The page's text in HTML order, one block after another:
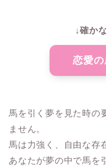
↓確か
恋愛
馬を引く夢を見た時の
ません。
馬は力強く、自由な存
あなたが夢の中で馬を